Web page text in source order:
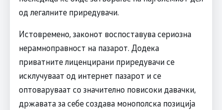
од легалните приредувачи.
Истовремено, законот воспоставува сериозна
нерамноправност на пазарот. Додека
приватните лиценцирани приредувачи се
исклучуваат од интернет пазарот и се
оптоваруваат со значително повисоки давачки,
државата за себе создава монополска позиција